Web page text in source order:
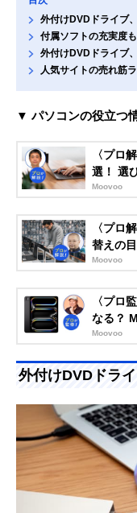
外付けDVDドライブ
付属ソフトの充実度
外付けDVDドライブ
人気サイトの売れ筋
▼ パソコンの役立つ
〈プロ
選！ 選
Moovoo
〈プロ
替えの
Moovoo
〈プロ
なる？
Moovoo
外付けDVDドラ